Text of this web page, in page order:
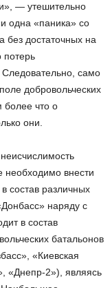
— утешительно
одна «паника» со
без достаточных на
потерь
само
добровольческих
более что о
они.
необходимо внести
состав различных
наряду с
в состав
батальонов
«Киевская
«Днепр-2»), являясь